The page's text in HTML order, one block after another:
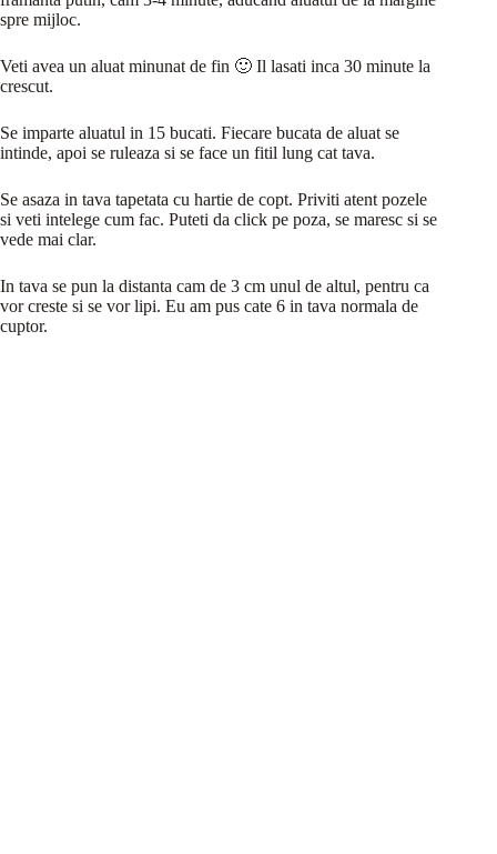
spre mijloc.
Veti avea un aluat minunat de fin 🙂 Il lasati inca 30 minute la
crescut.
Se imparte aluatul in 15 bucati. Fiecare bucata de aluat se
intinde, apoi se ruleaza si se face un fitil lung cat tava.
Se asaza in tava tapetata cu hartie de copt. Priviti atent pozele
si veti intelege cum fac. Puteti da click pe poza, se maresc si se
vede mai clar.
In tava se pun la distanta cam de 3 cm unul de altul, pentru ca
vor creste si se vor lipi. Eu am pus cate 6 in tava normala de
cuptor.